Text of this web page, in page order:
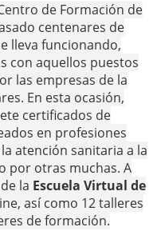
de Formación de
centenares de
lleva funcionando,
con aquellos puestos
las empresas de la
En esta ocasión,
certificados de
en profesiones
atención sanitaria a la
por otras muchas. A
la Escuela Virtual de
así como 12 talleres
de formación.